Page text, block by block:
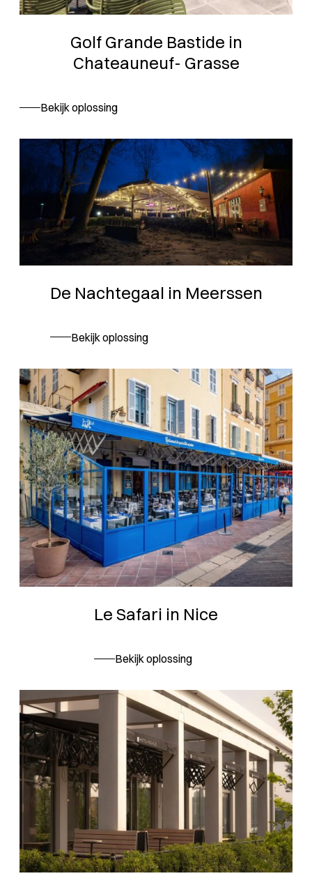
Golf Grande Bastide in
Chateauneuf- Grasse
Bekijk oplossing
De Nachtegaal in Meerssen
Bekijk oplossing
Le Safari in Nice
Bekijk oplossing